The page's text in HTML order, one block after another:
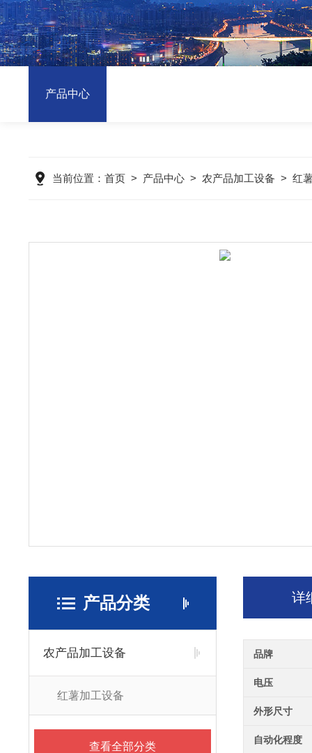
产品中心
当前位置： 首页> 产品中心> 农产品加工设备 > 红
产品分类
农产品加工设备
红薯加工设备
查看全部分类
详
品牌
电压
外形尺寸
自动化程度